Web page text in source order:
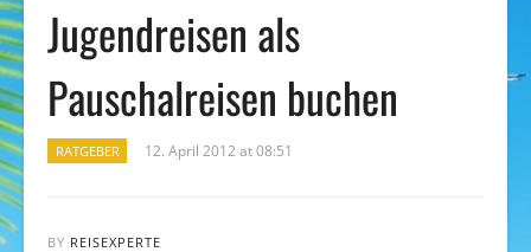
Jugendreisen als
Pauschalreisen buchen
RATGEBER 12. April 2012 at 08:51
BY REISEXPERTE